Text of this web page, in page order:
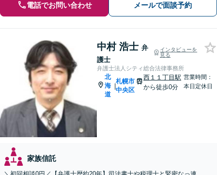
電話でお問い合わせ メールで面談予約
中村 浩士 弁
護士
インタビューを
見る
弁護士法人シティ総合法律事務所
北
海
道
|
札幌市
中央区
西１１丁目駅
から徒歩0分
営業時間：
本日定休日
家族信託